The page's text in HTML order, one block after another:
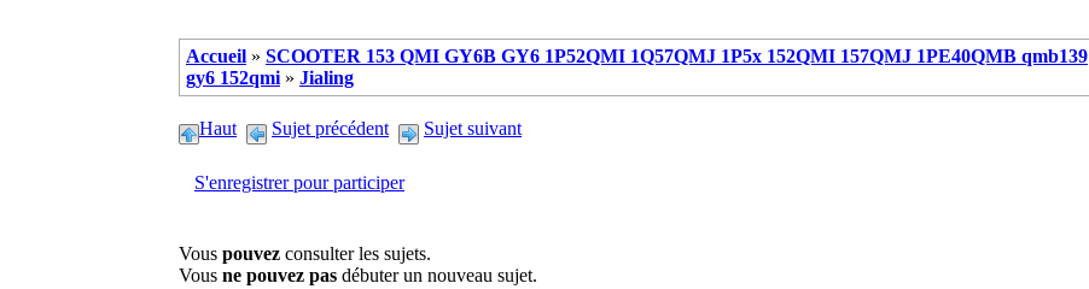
Accueil » SCOOTER 153 QMI GY6B GY6 1P52QMI 1Q57QMJ 1P5x 152QMI 157QMJ 1PE40QMB qmb139
gy6 152qmi » Jialing
Haut Sujet précédent Sujet suivant
S'enregistrer pour participer
Vous pouvez consulter les sujets.
Vous ne pouvez pas débuter un nouveau sujet.